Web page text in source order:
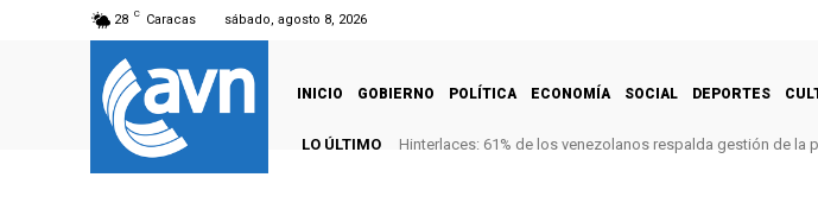
28 C Caracas sábado, agosto 8, 2026
INICIO GOBIERNO POLÍTICA ECONOMÍA SOCIAL DEPORTES
LO ÚLTIMO Hinterlaces: 61% de los venezolanos respalda gestión de